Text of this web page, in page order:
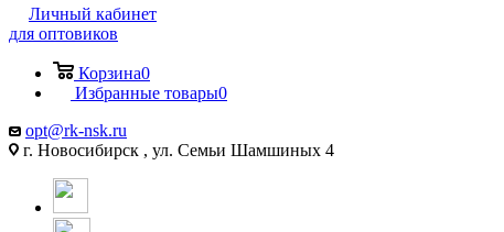
Личный кабинет
для оптовиков
Корзина0
Избранные товары0
opt@rk-nsk.ru
г. Новосибирск , ул. Семьи Шамшиных 4